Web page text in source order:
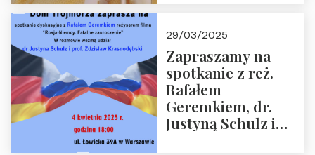
29/03/2025
Zapraszamy na
spotkanie z reż.
Rafałem
Geremkiem, dr.
Justyną Schulz i